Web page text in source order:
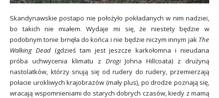
Skandynawskie postapo nie położyło pokładanych w nim nadziei,
bo takich nie miałem. Wydaje mi się, że niestety będzie w
podobnym tonie brnęła do końca i nie będzie niczym innym jak The
Walking Dead(gdzieś tam jest jeszcze karkołomna i nieudana
próba uchwycenia klimatu z DrogiJohna Hillcoata) z drużyną
nastolatków, którzy snują się od rudery do rudery, przemierzają
połacie urokliwych krajobrazów (mały plus), po drodze poznają się,
wracają wspomnieniami do starych dobrych czasów, kiedy z mamą